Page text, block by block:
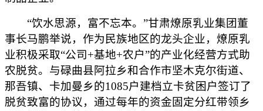
“饮水思源，富不忘本。”甘肃燎原乳业集团董
事长马鹏举说，作为民族地区的龙头企业，燎原乳
业积极采取“公司+基地+农户”的产业化经营方式助
农脱贫。与碌曲县阿拉乡和合作市坚木克尔街道、
那吾镇、卡加曼乡的1085户建档立卡贫困户签订了
脱贫致富的协议，通过每年的资金固定分红带领乡